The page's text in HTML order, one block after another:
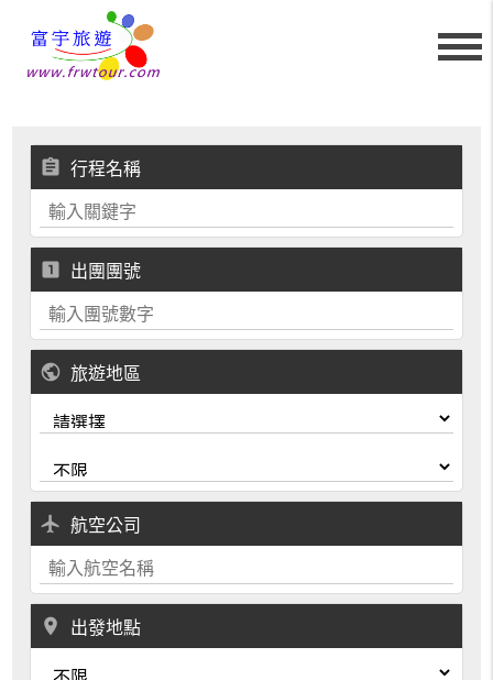
assignment 行程名稱
looks_one 出團團號
public 旅遊地區
local_airport 航空公司
place 出發地點